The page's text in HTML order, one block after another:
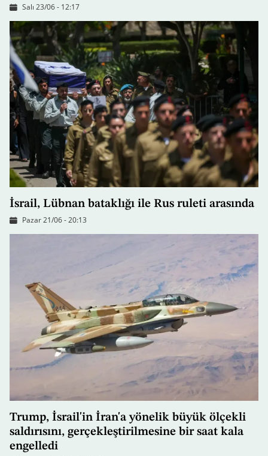
Salı 23/06 - 12:17
İsrail, Lübnan bataklığı ile Rus ruleti arasında
Pazar 21/06 - 20:13
Trump, İsrail'in İran'a yönelik büyük ölçekli
saldırısını, gerçekleştirilmesine bir saat kala
engelledi